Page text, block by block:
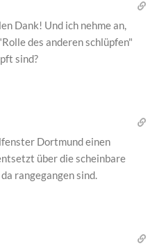
Dank! Und ich nehme an,
des anderen schlüpfen"
sind?
Dortmund einen
über die scheinbare
rangegangen sind.